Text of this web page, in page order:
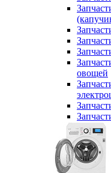
овощей